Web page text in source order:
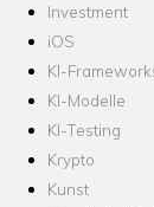
Investment
iOS
KI-
KI-Modelle
KI-Testing
Krypto
Kunst